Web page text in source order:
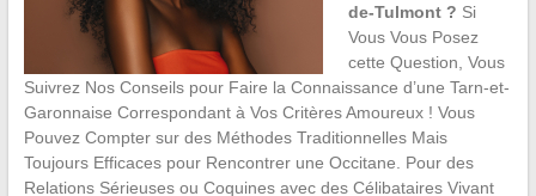
de-Tulmont ? Si
Vous Vous Posez
cette Question, Vous
Suivrez Nos Conseils pour Faire la Connaissance d’une Tarn-et-
Garonnaise Correspondant à Vos Critères Amoureux ! Vous
Pouvez Compter sur des Méthodes Traditionnelles Mais
Toujours Efficaces pour Rencontrer une Occitane. Pour des
Relations Sérieuses ou Coquines avec des Célibataires Vivant